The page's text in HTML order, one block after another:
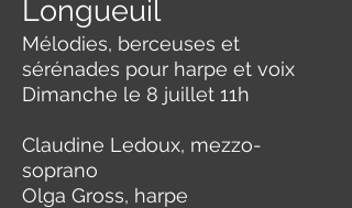
Longueuil
Mélodies, berceuses et
sérénades pour harpe et voix
Dimanche le 8 juillet 11h
Claudine Ledoux, mezzo-
soprano
Olga Gross, harpe